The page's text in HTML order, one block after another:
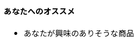
あなたへのオススメ
あなたが興味のありそうな商品